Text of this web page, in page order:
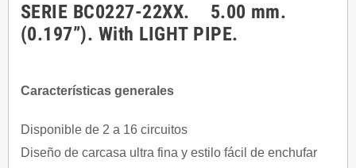
SERIE BC0227-22XX. 5.00 mm.
(0.197”). With LIGHT PIPE.
Características generales
Disponible de 2 a 16 circuitos
Diseño de carcasa ultra fina y estilo fácil de enchufar